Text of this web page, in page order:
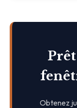
Obtenez